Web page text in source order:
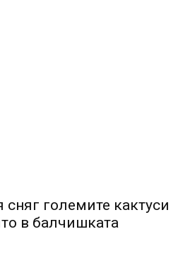
големите кактуси
в балчишката